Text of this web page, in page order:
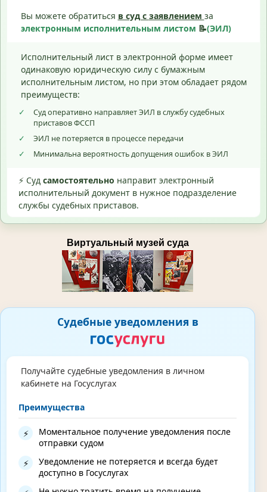
Вы можете обратиться в суд с заявлением за
электронным исполнительным листом 📝(ЭИЛ)
Исполнительный лист в электронной форме имеет
одинаковую юридическую силу с бумажным
исполнительным листом, но при этом обладает рядом
преимуществ:
✓
Суд оперативно направляет ЭИЛ в службу судебных
приставов ФССП
✓
ЭИЛ не потеряется в процессе передачи
✓
Минимальна вероятность допущения ошибок в ЭИЛ
⚡ Суд самостоятельно направит электронный
исполнительный документ в нужное подразделение
службы судебных приставов.
Виртуальный музей суда
Судебные уведомления в
Получайте судебные уведомления в личном
кабинете на Госуслугах
Преимущества
⚡
Моментальное получение уведомления после
отправки судом
⚡
Уведомление не потеряется и всегда будет
доступно в Госуслугах